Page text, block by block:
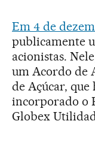
Em 4 de
publicamente
acionistas.
um Acordo de
de Açúcar,
incorporado o
Globex